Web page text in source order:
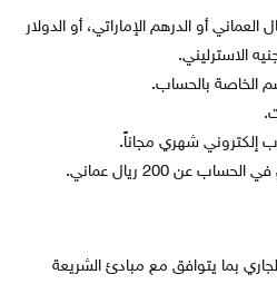
العماني أو الدرهم الإماراتي، أو الدولار
الاسترليني.
الخاصة بالحساب.
شهري مجاناً.
عن 200 ريال عماني.
بما يتوافق مع مبادئ الشريعة